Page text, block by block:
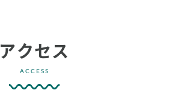
アクセス
ACCESS